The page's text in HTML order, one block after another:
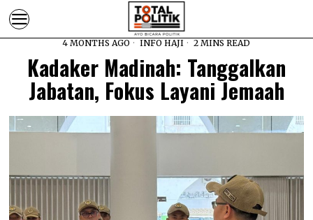
4 MONTHS AGO INFO HAJI 2 MINS READ
Kadaker Madinah: Tanggalkan
Jabatan, Fokus Layani Jemaah